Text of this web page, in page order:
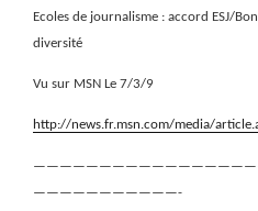
Ecoles de journalisme : accord ESJ/
diversité
Vu sur MSN Le 7/3/9
http://news.fr.msn.com/media/
———————————-